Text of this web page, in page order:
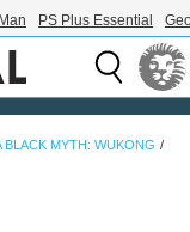
PS Plus Essential
BLACK MYTH: WUKONG